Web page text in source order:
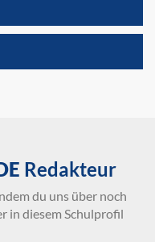
Redakteur
du uns über noch
in diesem Schulprofil